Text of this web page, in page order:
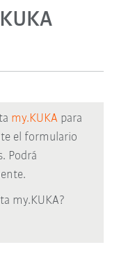
my.KUKA para
el formulario
Podrá
my.KUKA?